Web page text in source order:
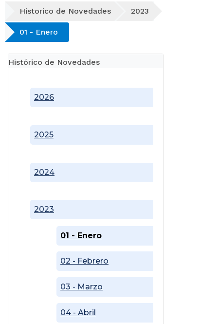
Historico de Novedades 2023
01 - Enero
Histórico de Novedades
2023
01 - Enero
02 - Febrero
03 - Marzo
04 - Abril
2024
2025
2026